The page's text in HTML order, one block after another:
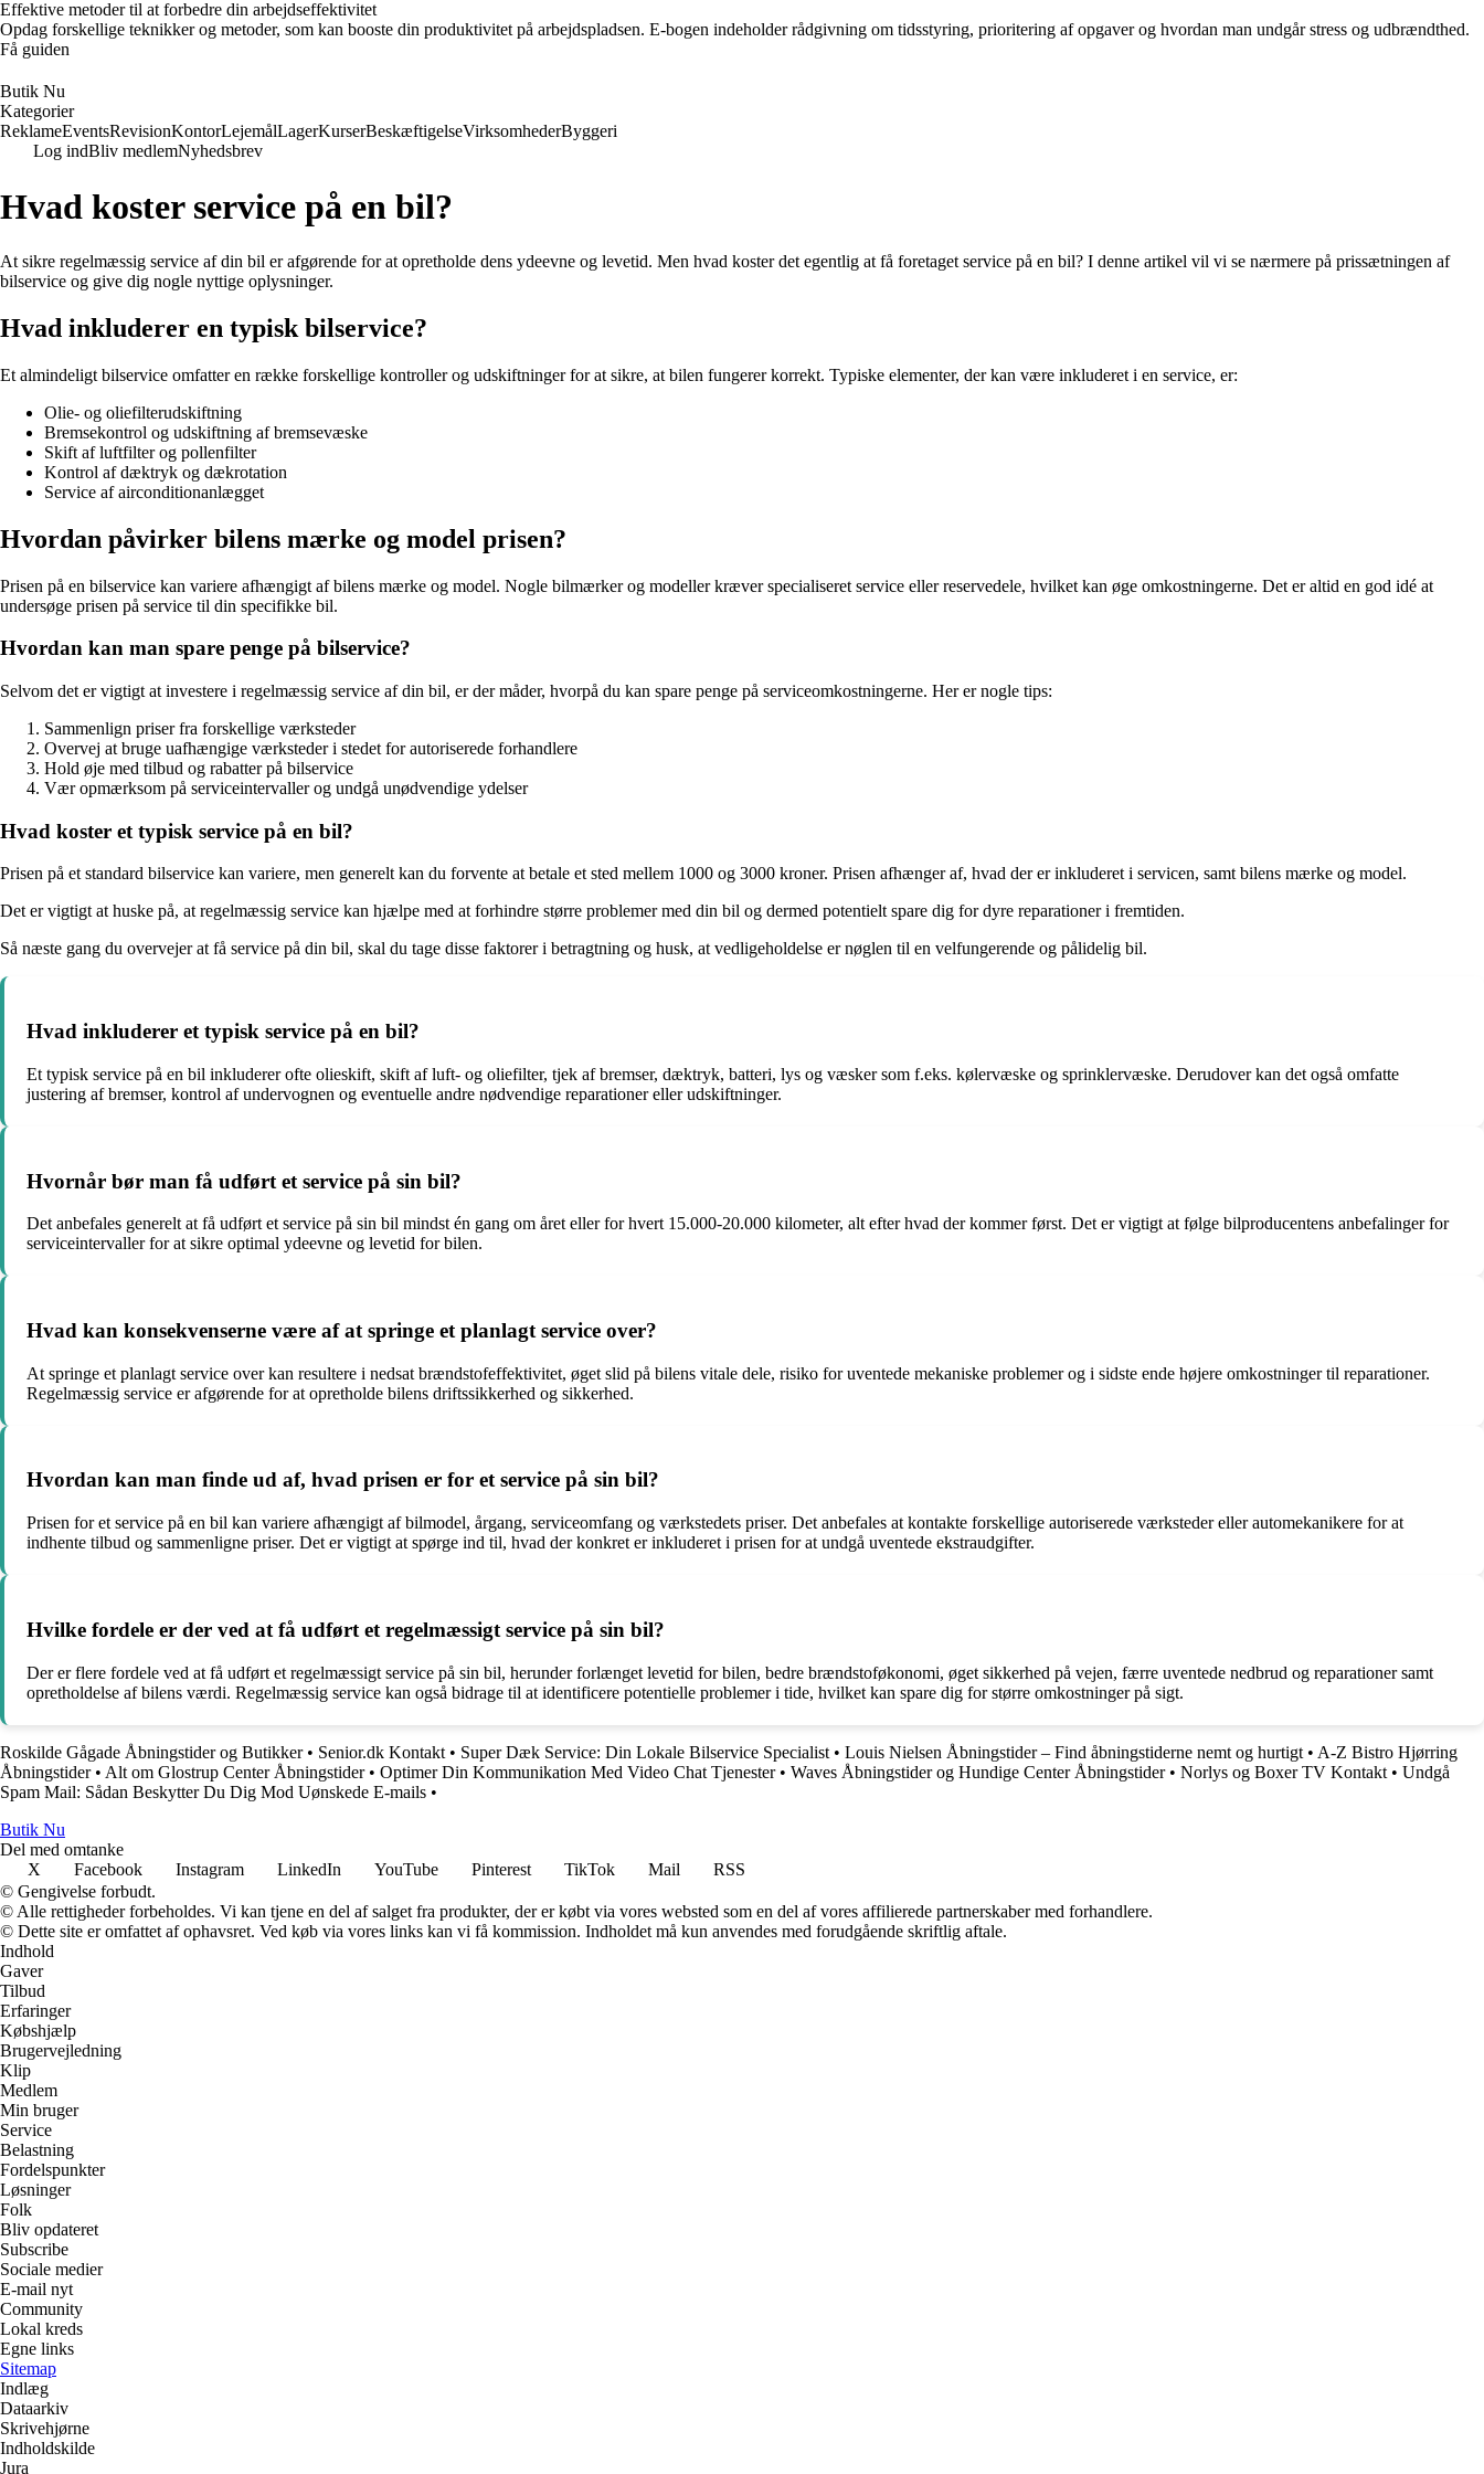
Effektive metoder til at forbedre din arbejdseffektivitet
Opdag forskellige teknikker og metoder, som kan booste din produktivitet på arbejdspladsen. E-bogen indeholder rådgivning om tidsstyring, prioritering af opgaver og hvordan man undgår stress og udbrændthed.
Få guiden
Butik Nu
Kategorier
ReklameEventsRevisionKontorLejemålLagerKurserBeskæftigelseVirksomhederByggeri
Log indBliv medlemNyhedsbrev
Hvad koster service på en bil?
At sikre regelmæssig service af din bil er afgørende for at opretholde dens ydeevne og levetid. Men hvad koster det egentlig at få foretaget service på en bil? I denne artikel vil vi se nærmere på prissætningen af
bilservice og give dig nogle nyttige oplysninger.
Hvad inkluderer en typisk bilservice?
Et almindeligt bilservice omfatter en række forskellige kontroller og udskiftninger for at sikre, at bilen fungerer korrekt. Typiske elementer, der kan være inkluderet i en service, er:
Olie- og oliefilterudskiftning
Bremsekontrol og udskiftning af bremsevæske
Skift af luftfilter og pollenfilter
Kontrol af dæktryk og dækrotation
Service af airconditionanlægget
Hvordan påvirker bilens mærke og model prisen?
Prisen på en bilservice kan variere afhængigt af bilens mærke og model. Nogle bilmærker og modeller kræver specialiseret service eller reservedele, hvilket kan øge omkostningerne. Det er altid en god idé at
undersøge prisen på service til din specifikke bil.
Hvordan kan man spare penge på bilservice?
Selvom det er vigtigt at investere i regelmæssig service af din bil, er der måder, hvorpå du kan spare penge på serviceomkostningerne. Her er nogle tips:
Sammenlign priser fra forskellige værksteder
Overvej at bruge uafhængige værksteder i stedet for autoriserede forhandlere
Hold øje med tilbud og rabatter på bilservice
Vær opmærksom på serviceintervaller og undgå unødvendige ydelser
Hvad koster et typisk service på en bil?
Prisen på et standard bilservice kan variere, men generelt kan du forvente at betale et sted mellem 1000 og 3000 kroner. Prisen afhænger af, hvad der er inkluderet i servicen, samt bilens mærke og model.
Det er vigtigt at huske på, at regelmæssig service kan hjælpe med at forhindre større problemer med din bil og dermed potentielt spare dig for dyre reparationer i fremtiden.
Så næste gang du overvejer at få service på din bil, skal du tage disse faktorer i betragtning og husk, at vedligeholdelse er nøglen til en velfungerende og pålidelig bil.
Hvad inkluderer et typisk service på en bil?
Et typisk service på en bil inkluderer ofte olieskift, skift af luft- og oliefilter, tjek af bremser, dæktryk, batteri, lys og væsker som f.eks. kølervæske og sprinklervæske. Derudover kan det også omfatte
justering af bremser, kontrol af undervognen og eventuelle andre nødvendige reparationer eller udskiftninger.
Hvornår bør man få udført et service på sin bil?
Det anbefales generelt at få udført et service på sin bil mindst én gang om året eller for hvert 15.000-20.000 kilometer, alt efter hvad der kommer først. Det er vigtigt at følge bilproducentens anbefalinger for
serviceintervaller for at sikre optimal ydeevne og levetid for bilen.
Hvad kan konsekvenserne være af at springe et planlagt service over?
At springe et planlagt service over kan resultere i nedsat brændstofeffektivitet, øget slid på bilens vitale dele, risiko for uventede mekaniske problemer og i sidste ende højere omkostninger til reparationer.
Regelmæssig service er afgørende for at opretholde bilens driftssikkerhed og sikkerhed.
Hvordan kan man finde ud af, hvad prisen er for et service på sin bil?
Prisen for et service på en bil kan variere afhængigt af bilmodel, årgang, serviceomfang og værkstedets priser. Det anbefales at kontakte forskellige autoriserede værksteder eller automekanikere for at
indhente tilbud og sammenligne priser. Det er vigtigt at spørge ind til, hvad der konkret er inkluderet i prisen for at undgå uventede ekstraudgifter.
Hvilke fordele er der ved at få udført et regelmæssigt service på sin bil?
Der er flere fordele ved at få udført et regelmæssigt service på sin bil, herunder forlænget levetid for bilen, bedre brændstoføkonomi, øget sikkerhed på vejen, færre uventede nedbrud og reparationer samt
opretholdelse af bilens værdi. Regelmæssig service kan også bidrage til at identificere potentielle problemer i tide, hvilket kan spare dig for større omkostninger på sigt.
Roskilde Gågade Åbningstider og Butikker• Senior.dk Kontakt • Super Dæk Service: Din Lokale Bilservice Specialist • Louis Nielsen Åbningstider – Find åbningstiderne nemt og hurtigt • A-Z Bistro Hjørring
Åbningstider• Alt om Glostrup Center Åbningstider• Optimer Din Kommunikation Med Video Chat Tjenester• Waves Åbningstider og Hundige Center Åbningstider• Norlys og Boxer TV Kontakt • Undgå
Spam Mail: Sådan Beskytter Du Dig Mod Uønskede E-mails •
Butik Nu
Del med omtanke
X
Facebook Instagram LinkedIn YouTube Pinterest TikTok Mail
RSS
© Gengivelse forbudt.
© Alle rettigheder forbeholdes. Vi kan tjene en del af salget fra produkter, der er købt via vores websted som en del af vores affilierede partnerskaber med forhandlere.
© Dette site er omfattet af ophavsret. Ved køb via vores links kan vi få kommission. Indholdet må kun anvendes med forudgående skriftlig aftale.
Indhold
Gaver
Tilbud
Erfaringer
Købshjælp
Brugervejledning
Klip
Medlem
Min bruger
Service
Belastning
Fordelspunkter
Løsninger
Folk
Bliv opdateret
Subscribe
Sociale medier
E-mail nyt
Community
Lokal kreds
Egne links
Sitemap
Indlæg
Dataarkiv
Skrivehjørne
Indholdskilde
Jura